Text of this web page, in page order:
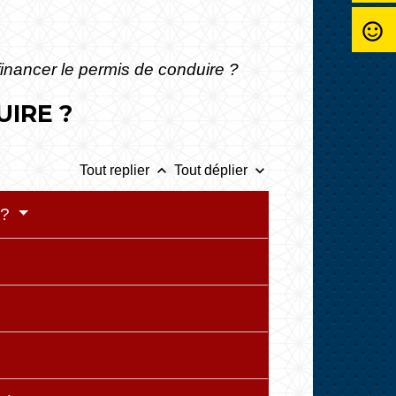
le permis de conduire ?
?
Tout replier keyboard_arrow_up Tout déplier keyboard_arrow_down
sentiment_satisfied_alt